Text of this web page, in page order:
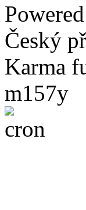
Český
Karma
m157y